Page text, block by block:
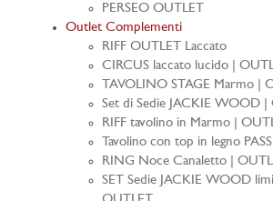
PERSEO OUTLET
Outlet Complementi
RIFF OUTLET Laccato
CIRCUS laccato lucido |
TAVOLINO STAGE Marmo |
Set di Sedie JACKIE WOOD |
RIFF tavolino in Marmo |
Tavolino con top in legno
RING Noce Canaletto |
SET Sedie JACKIE WOOD